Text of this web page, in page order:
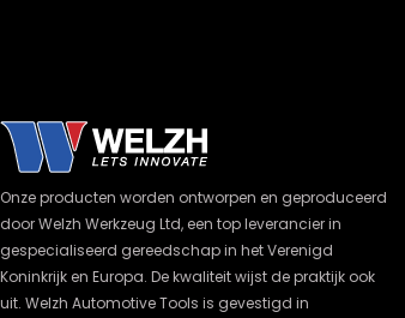
Onze producten worden ontworpen en geproduceerd
door Welzh Werkzeug Ltd, een top leverancier in
gespecialiseerd gereedschap in het Verenigd
Koninkrijk en Europa. De kwaliteit wijst de praktijk ook
uit. Welzh Automotive Tools is gevestigd in